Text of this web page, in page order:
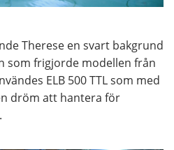
Therese en svart bakgrund
som frigjorde modellen från
ELB 500 TTL som med
dröm att hantera för